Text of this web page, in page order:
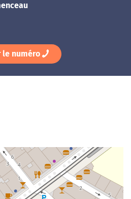
le numéro